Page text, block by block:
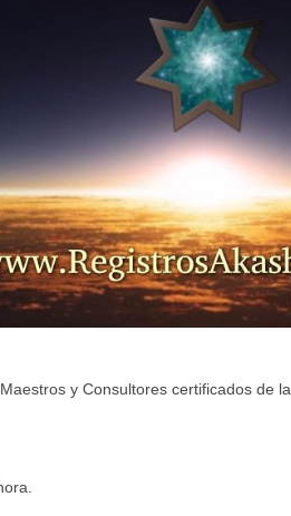
y Consultores certificados de la